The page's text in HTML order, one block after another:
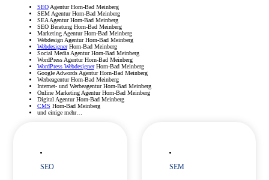
SEOAgentur Horn-Bad Meinberg
SEM Agentur Horn-Bad Meinberg
SEA Agentur Horn-Bad Meinberg
SEO Beratung Horn-Bad Meinberg
Marketing Agentur Horn-Bad Meinberg
Webdesign Agentur Horn-Bad Meinberg
WebdesignerHorn-Bad Meinberg
Social Media Agentur Horn-Bad Meinberg
WordPress Agentur Horn-Bad Meinberg
WordPress WebdesignerHorn-Bad Meinberg
Google Adwords Agentur Horn-Bad Meinberg
Werbeagentur Horn-Bad Meinberg
Internet- und Werbeagentur Horn-Bad Meinberg
Online Marketing Agentur Horn-Bad Meinberg
Digital Agentur Horn-Bad Meinberg
CMS Horn-Bad Meinberg
und einige mehr…
SEO SEM